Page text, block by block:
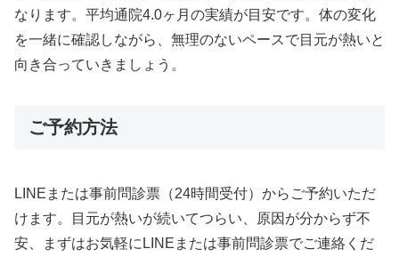
なります。平均通院4.0ヶ月の実績が目安です。体の変化
を一緒に確認しながら、無理のないペースで目元が熱いと
向き合っていきましょう。
ご予約方法
LINEまたは事前問診票（24時間受付）からご予約いただ
けます。目元が熱いが続いてつらい、原因が分からず不
安、まずはお気軽にLINEまたは事前問診票でご連絡くだ